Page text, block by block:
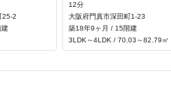
25-2
建
12分
大阪府門真市深田町1-23
築18年9ヶ月 / 15階建
3LDK～4LDK / 70.03～82.79㎡